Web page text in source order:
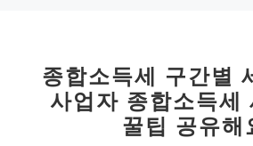
종합소득세 구간별
사업자 종합소득세
꿀팁 공유해